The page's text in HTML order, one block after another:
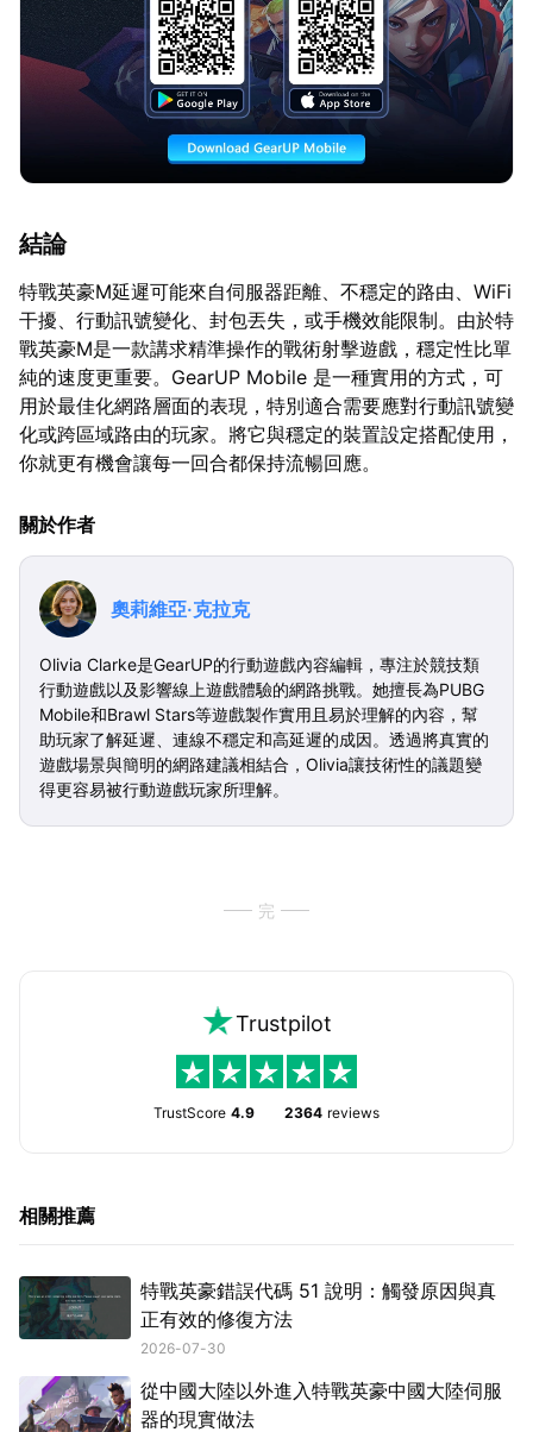
結論
特戰英豪M延遲可能來自伺服器距離、不穩定的路由、WiFi
干擾、行動訊號變化、封包丟失，或手機效能限制。由於特
戰英豪M是一款講求精準操作的戰術射擊遊戲，穩定性比單
純的速度更重要。GearUP Mobile 是一種實用的方式，可
用於最佳化網路層面的表現，特別適合需要應對行動訊號變
化或跨區域路由的玩家。將它與穩定的裝置設定搭配使用，
你就更有機會讓每一回合都保持流暢回應。
關於作者
奧莉維亞·克拉克
Olivia Clarke是GearUP的行動遊戲內容編輯，專注於競技類
行動遊戲以及影響線上遊戲體驗的網路挑戰。她擅長為PUBG
Mobile和Brawl Stars等遊戲製作實用且易於理解的內容，幫
助玩家了解延遲、連線不穩定和高延遲的成因。透過將真實的
遊戲場景與簡明的網路建議相結合，Olivia讓技術性的議題變
得更容易被行動遊戲玩家所理解。
完
Trustpilot
TrustScore 4.9 2364 reviews
相關推薦
特戰英豪錯誤代碼 51 說明：觸發原因與真
正有效的修復方法
2026-07-30
從中國大陸以外進入特戰英豪中國大陸伺服
器的現實做法